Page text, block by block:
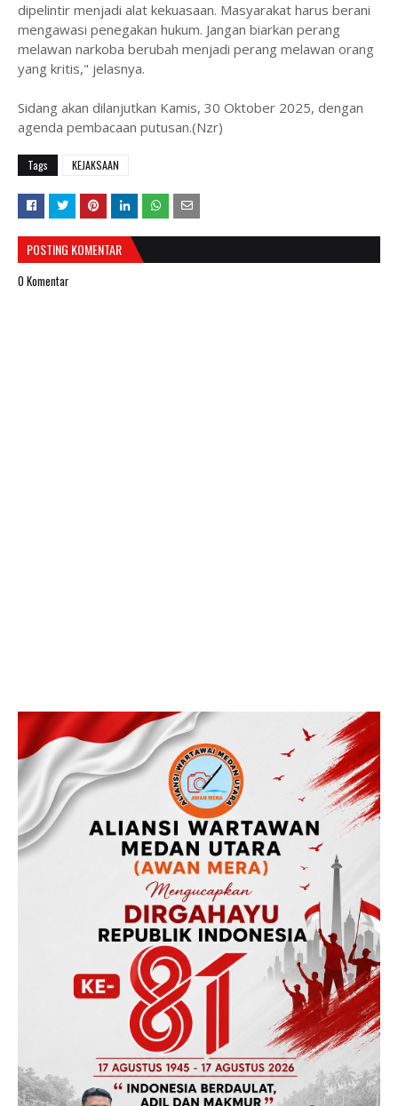
dipelintir menjadi alat kekuasaan. Masyarakat harus berani
mengawasi penegakan hukum. Jangan biarkan perang
melawan narkoba berubah menjadi perang melawan orang
yang kritis," jelasnya.
Sidang akan dilanjutkan Kamis, 30 Oktober 2025, dengan
agenda pembacaan putusan.(Nzr)
Tags KEJAKSAAN
POSTING KOMENTAR
0 Komentar